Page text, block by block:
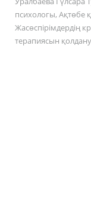
психологы, Ақтөбе
Жасөспірімдердің
терапиясын